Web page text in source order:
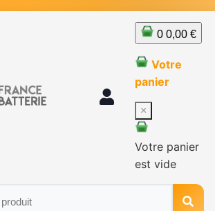
0 0,00 €
Votre
panier
×
Votre panier
est vide